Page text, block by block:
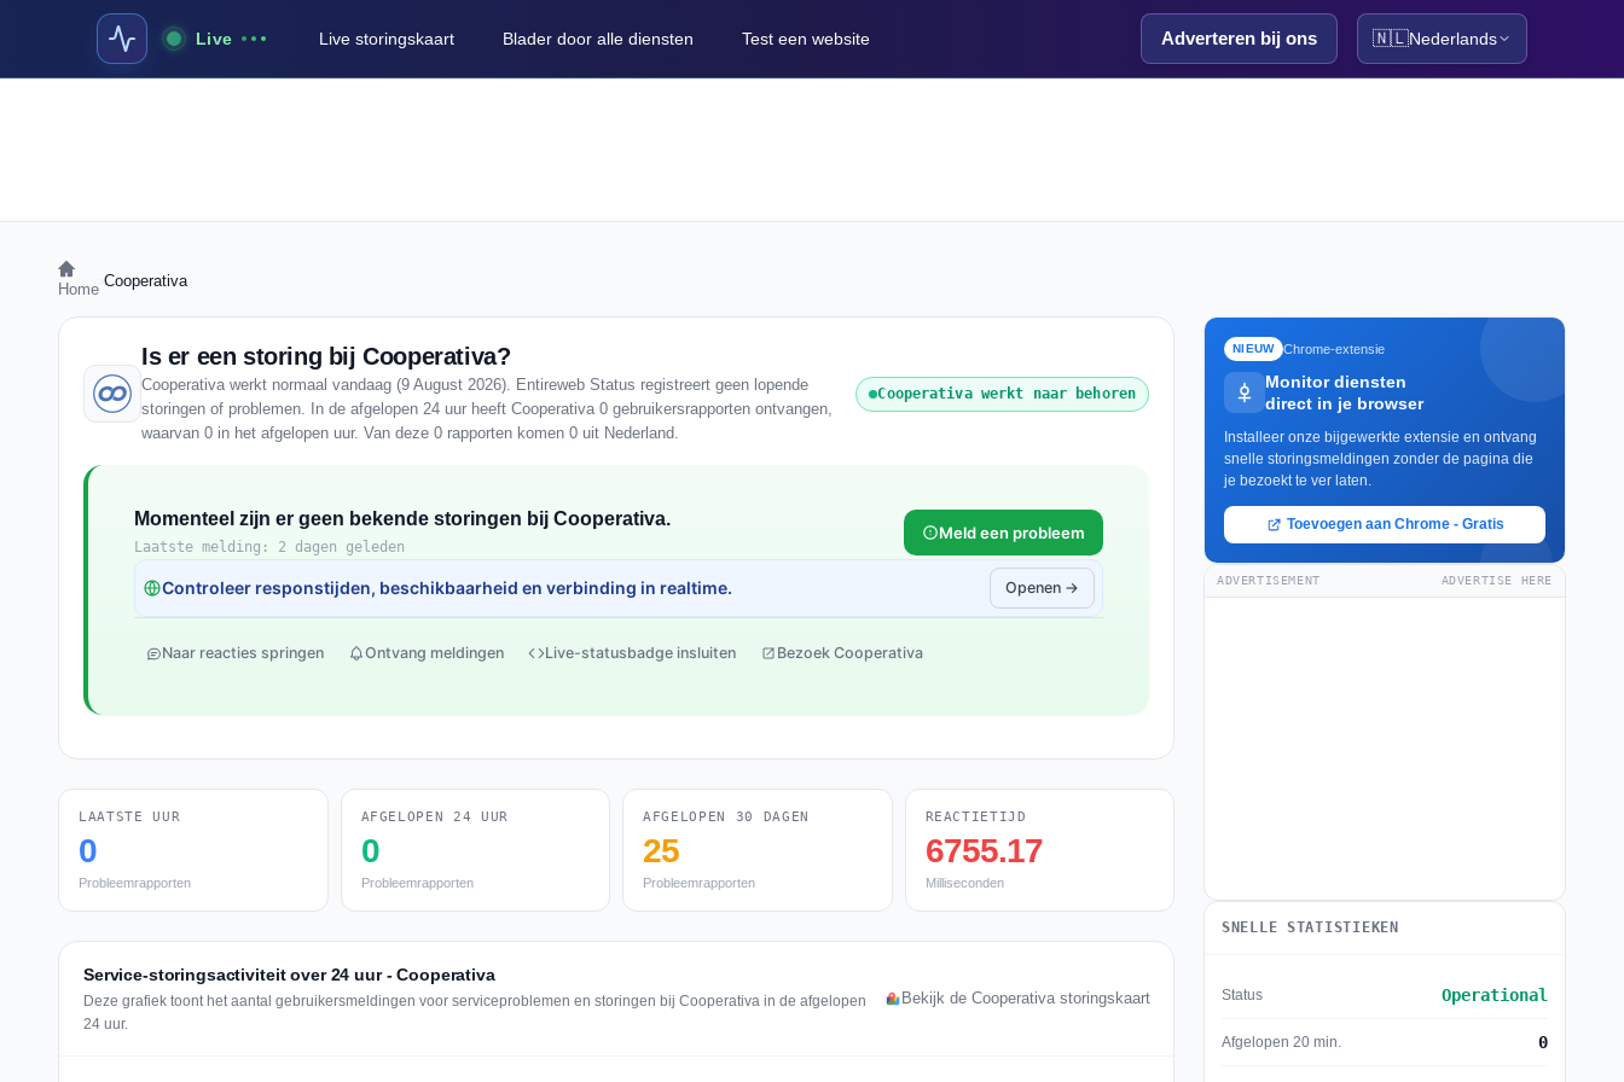
Live Live storingskaart Blader door alle diensten Test een website Adverteren bij ons 🇳🇱Nederlands
Home Cooperativa
Is er een storing bij Cooperativa?
Cooperativa werkt normaal vandaag (9 August 2026). Entireweb Status registreert geen lopende
storingen of problemen. In de afgelopen 24 uur heeft Cooperativa 0 gebruikersrapporten ontvangen,
waarvan 0 in het afgelopen uur. Van deze 0 rapporten komen 0 uit Nederland.
Cooperativa werkt naar behoren
Momenteel zijn er geen bekende storingen bij Cooperativa.
Laatste melding: 2 dagen geleden
Meld een probleem
Controleer responstijden, beschikbaarheid en verbinding in realtime. Openen →
Naar reacties springen Ontvang meldingen Live-statusbadge insluiten Bezoek Cooperativa
LAATSTE UUR
0
Probleemrapporten
AFGELOPEN 24 UUR
0
Probleemrapporten
AFGELOPEN 30 DAGEN
25
Probleemrapporten
REACTIETIJD
6755.17
Milliseconden
Service-storingsactiviteit over 24 uur - Cooperativa
Deze grafiek toont het aantal gebruikersmeldingen voor serviceproblemen en storingen bij Cooperativa in de afgelopen
24 uur.
Bekijk de Cooperativa storingskaart
NIEUW Chrome-extensie
Monitor diensten
direct in je browser
Installeer onze bijgewerkte extensie en ontvang
snelle storingsmeldingen zonder de pagina die
je bezoekt te ver laten.
Toevoegen aan Chrome - Gratis
ADVERTISEMENT ADVERTISE HERE
SNELLE STATISTIEKEN
Status Operational
Afgelopen 20 min. 0